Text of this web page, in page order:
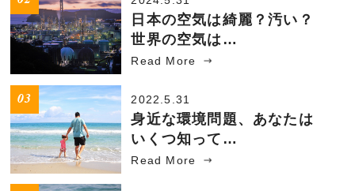
日本の空気は綺麗？汚い？
世界の空気は…
Read More
2022.5.31
身近な環境問題、あなたは
いくつ知って…
Read More